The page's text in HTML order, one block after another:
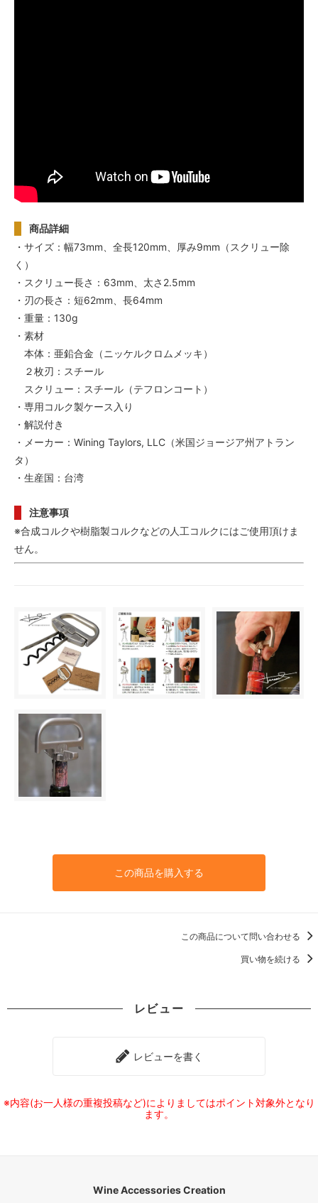
商品詳細
・サイズ：幅73mm、全長120mm、厚み9mm（スクリュー除
く）
・スクリュー長さ：63mm、太さ2.5mm
・刃の長さ：短62mm、長64mm
・重量：130g
・素材
本体：亜鉛合金（ニッケルクロムメッキ）
２枚刃：スチール
スクリュー：スチール（テフロンコート）
・専用コルク製ケース入り
・解説付き
・メーカー：Wining Taylors, LLC（米国ジョージア州アトラン
タ）
・生産国：台湾
注意事項
※合成コルクや樹脂製コルクなどの人工コルクにはご使用頂けま
せん。
この商品を購入する
この商品について問い合わせる
買い物を続ける
レビュー
レビューを書く
※内容(お一人様の重複投稿など)によりましてはポイント対象外となり
ます。
Wine Accessories Creation